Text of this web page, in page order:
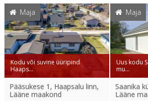
Maja
Kodu või suvine üüripind
Haaps...
Pääsukese 1, Haapsalu linn,
Lääne maakond
Maja
Uus kodu
mu...
Saanika
Lääne